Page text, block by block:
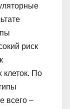
риск
клеток. По
всего –